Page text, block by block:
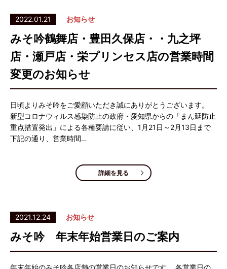
2022.01.21 お知らせ
みそ吟鶴舞店・豊田久保店・・九之坪
店・瀬戸店・栄プリンセス店の営業時間
変更のお知らせ
日頃よりみそ吟をご愛顧いただき誠にありがとうございます。
新型コロナウィルス感染防止の政府・愛知県からの「まん延防止
重点措置発出」による各種要請に従い、1月21日～2月13日まで
下記の通り、営業時間…
詳細を見る
2021.12.24 お知らせ
みそ吟 年末年始営業日のご案内
年末年始のみそ吟各店舗の営業日のお知らせです。 各営業日の